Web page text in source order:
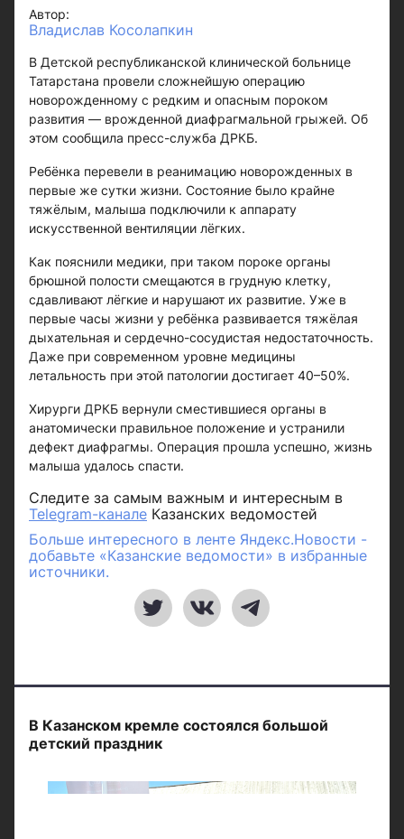
Автор:
Владислав Косолапкин
В Детской республиканской клинической больнице
Татарстана провели сложнейшую операцию
новорожденному с редким и опасным пороком
развития — врожденной диафрагмальной грыжей. Об
этом сообщила пресс-служба ДРКБ.
Ребёнка перевели в реанимацию новорожденных в
первые же сутки жизни. Состояние было крайне
тяжёлым, малыша подключили к аппарату
искусственной вентиляции лёгких.
Как пояснили медики, при таком пороке органы
брюшной полости смещаются в грудную клетку,
сдавливают лёгкие и нарушают их развитие. Уже в
первые часы жизни у ребёнка развивается тяжёлая
дыхательная и сердечно-сосудистая недостаточность.
Даже при современном уровне медицины
летальность при этой патологии достигает 40–50%.
Хирурги ДРКБ вернули сместившиеся органы в
анатомически правильное положение и устранили
дефект диафрагмы. Операция прошла успешно, жизнь
малыша удалось спасти.
Следите за самым важным и интересным в
Telegram-канале Казанских ведомостей
Больше интересного в ленте Яндекс.Новости -
добавьте «Казанские ведомости» в избранные
источники.
В Казанском кремле состоялся большой
детский праздник